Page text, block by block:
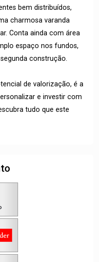
bem distribuídos,
charmosa varanda
Conta ainda com área
espaço nos fundos,
construção.
de valorização, é a
e investir com
tudo que este